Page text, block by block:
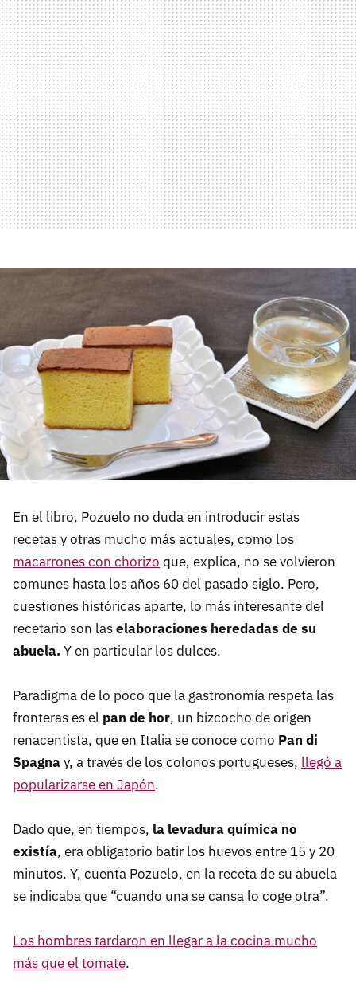
En el libro, Pozuelo no duda en introducir estas
recetas y otras mucho más actuales, como los
macarrones con chorizo que, explica, no se volvieron
comunes hasta los años 60 del pasado siglo. Pero,
cuestiones históricas aparte, lo más interesante del
recetario son laselaboraciones heredadas de su
abuela.Y en particular los dulces.
Paradigma de lo poco que la gastronomía respeta las
fronteras es el pan de hor, un bizcocho de origen
renacentista, que en Italia se conoce como Pan di
Spagnay, a través de los colonos portugueses, llegó a
popularizarse en Japón.
Dado que, en tiempos, la levadura química no
existía, era obligatorio batir los huevos entre 15 y 20
minutos. Y, cuenta Pozuelo, en la receta de su abuela
se indicaba que “cuando una se cansa lo coge otra”.
Los hombres tardaron en llegar a la cocina mucho
más que el tomate.